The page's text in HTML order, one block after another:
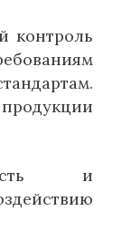
контроль
и